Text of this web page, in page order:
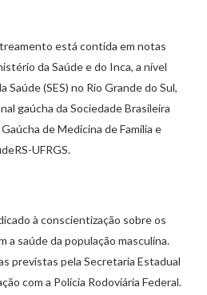
está contida em notas
da Saúde e do Inca, a nível
Saúde (SES) no Rio Grande do Sul,
gaúcha da Sociedade Brasileira
de Medicina de Família e
UFRGS.
à conscientização sobre os
a saúde da população masculina.
previstas pela Secretaria Estadual
com a Polícia Rodoviária Federal.